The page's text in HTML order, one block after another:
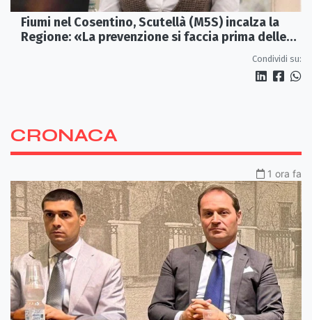
Fiumi nel Cosentino, Scutellà (M5S) incalza la
Regione: «La prevenzione si faccia prima delle
Condividi su:
CRONACA
1 ora fa